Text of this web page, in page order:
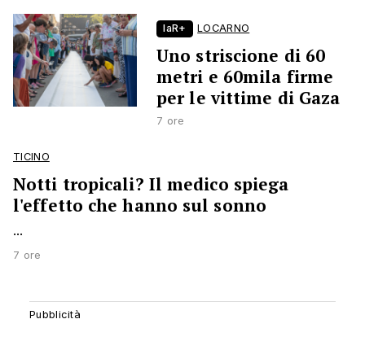
laR+ LOCARNO
Uno striscione di 60
metri e 60mila firme
per le vittime di Gaza
7 ore
TICINO
Notti tropicali? Il medico spiega
l'effetto che hanno sul sonno
...
7 ore